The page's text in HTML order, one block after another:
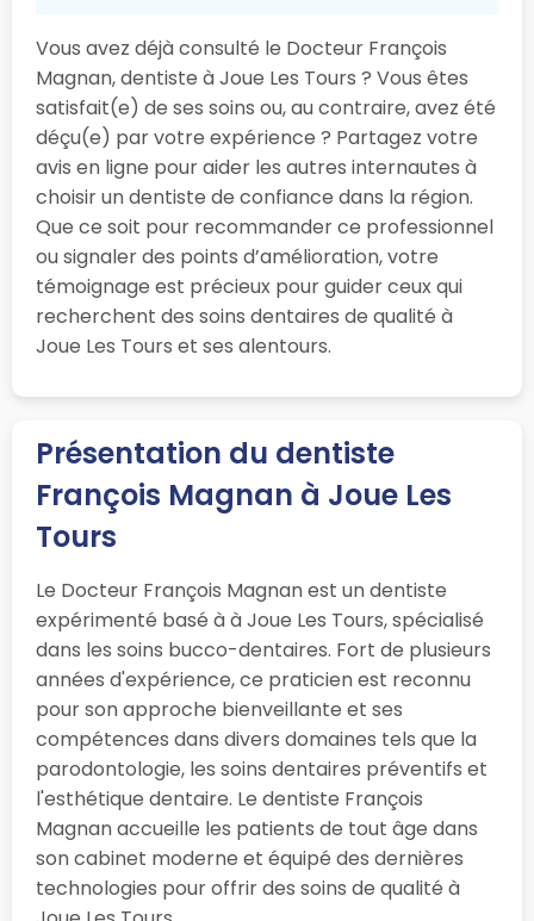
Vous avez déjà consulté le Docteur François
Magnan, dentiste à Joue Les Tours ? Vous êtes
satisfait(e) de ses soins ou, au contraire, avez été
déçu(e) par votre expérience ? Partagez votre
avis en ligne pour aider les autres internautes à
choisir un dentiste de confiance dans la région.
Que ce soit pour recommander ce professionnel
ou signaler des points d’amélioration, votre
témoignage est précieux pour guider ceux qui
recherchent des soins dentaires de qualité à
Joue Les Tours et ses alentours.
Présentation du dentiste
François Magnan à Joue Les
Tours
Le Docteur François Magnan est un dentiste
expérimenté basé à à Joue Les Tours, spécialisé
dans les soins bucco-dentaires. Fort de plusieurs
années d'expérience, ce praticien est reconnu
pour son approche bienveillante et ses
compétences dans divers domaines tels que la
parodontologie, les soins dentaires préventifs et
l'esthétique dentaire. Le dentiste François
Magnan accueille les patients de tout âge dans
son cabinet moderne et équipé des dernières
technologies pour offrir des soins de qualité à